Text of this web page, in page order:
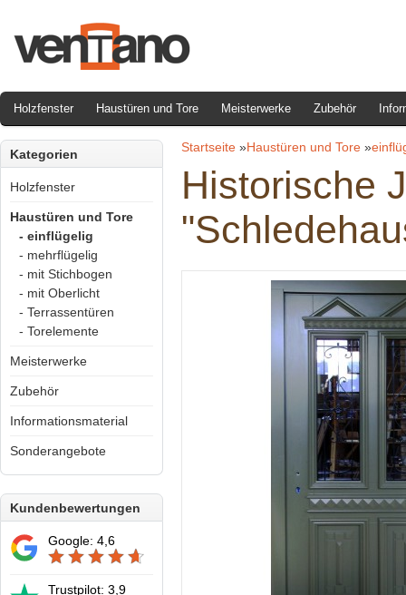
Holzfenster Haustüren und Tore Meisterwerke Zubehör
Kategorien
Holzfenster
Haustüren und Tore
- einflügelig
- mehrflügelig
- mit Stichbogen
- mit Oberlicht
- Terrassentüren
- Torelemente
Meisterwerke
Zubehör
Informationsmaterial
Sonderangebote
Kundenbewertungen
Google: 4,6
Trustpilot: 3,9
Startseite »Haustüren und Tore »
Historische